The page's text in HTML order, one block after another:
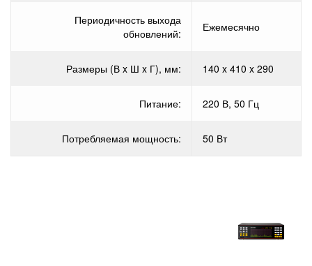
Периодичность выхода
обновлений:
Ежемесячно
Размеры (В x Ш x Г), мм: 140 x 410 x 290
Питание: 220 В, 50 Гц
Потребляемая мощность: 50 Вт